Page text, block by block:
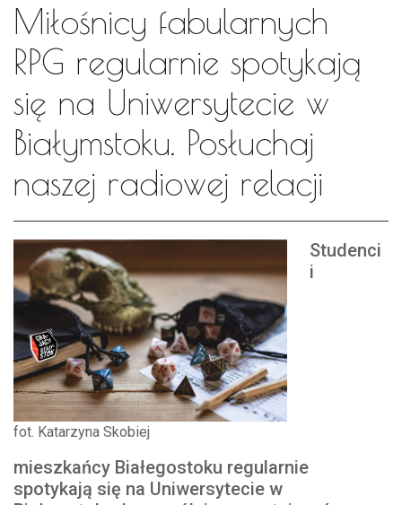
Miłośnicy fabularnych
RPG regularnie spotykają
się na Uniwersytecie w
Białymstoku. Posłuchaj
naszej radiowej relacji
fot. Katarzyna Skobiej
Studenci
i
mieszkańcy Białegostoku regularnie
spotykają się na Uniwersytecie w